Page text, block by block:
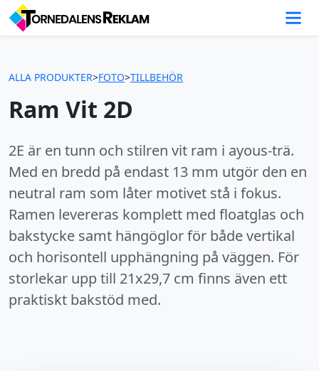
ALLA PRODUKTER>FOTO>TILLBEHÖR
Ram Vit 2D
2E är en tunn och stilren vit ram i ayous-trä.
Med en bredd på endast 13 mm utgör den en
neutral ram som låter motivet stå i fokus.
Ramen levereras komplett med floatglas och
bakstycke samt hängöglor för både vertikal
och horisontell upphängning på väggen. För
storlekar upp till 21x29,7 cm finns även ett
praktiskt bakstöd med.